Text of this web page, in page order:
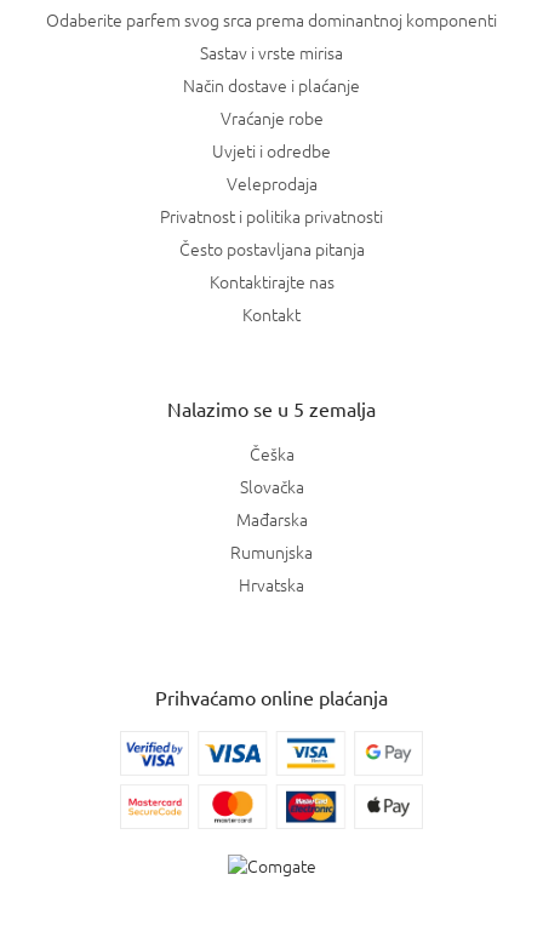
Odaberite parfem svog srca prema dominantnoj komponenti
Sastav i vrste mirisa
Način dostave i plaćanje
Vraćanje robe
Uvjeti i odredbe
Veleprodaja
Privatnost i politika privatnosti
Često postavljana pitanja
Kontaktirajte nas
Kontakt
Nalazimo se u 5 zemalja
Češka
Slovačka
Mađarska
Rumunjska
Hrvatska
Prihvaćamo online plaćanja